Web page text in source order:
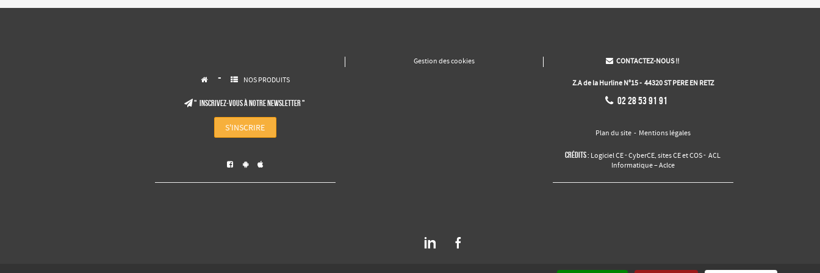
 -  NOS PRODUITS
" Inscrivez-vous à notre NEWSLETTER "
S'INSCRIRE
  
Gestion des cookies  CONTACTEZ-NOUS !!
Z.A de la Hurline N°15 - 44320 ST PERE EN RETZ
 02 28 53 91 91
Plan du site- Mentions légales
Crédits : Logiciel CE-CyberCE ,sites CE et COS-ACL
Informatique – Aclce